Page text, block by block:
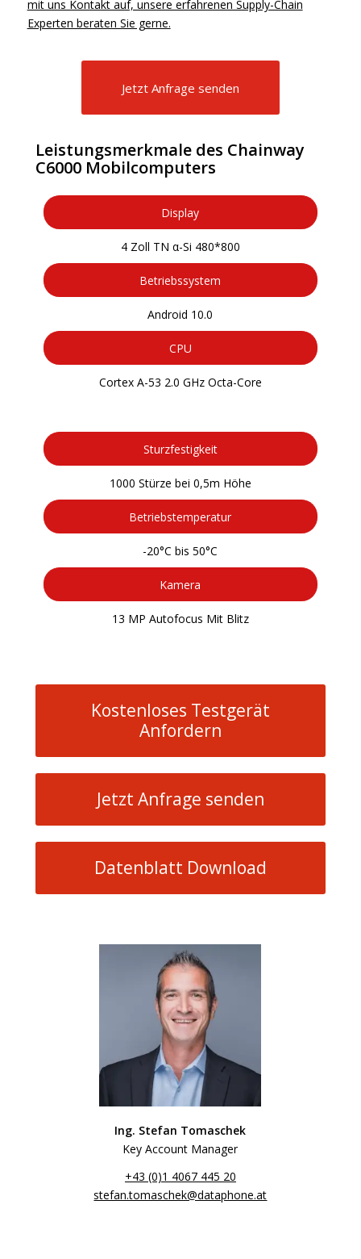
mit uns Kontakt auf, unsere erfahrenen Supply-Chain
Experten beraten Sie gerne.
Jetzt Anfrage senden
Leistungsmerkmale des Chainway
C6000 Mobilcomputers
Display
4 Zoll TN α-Si 480*800
Betriebssystem
Android 10.0
CPU
Cortex A-53 2.0 GHz Octa-Core
Sturzfestigkeit
1000 Stürze bei 0,5m Höhe
Betriebstemperatur
-20°C bis 50°C
Kamera
13 MP Autofocus Mit Blitz
Kostenloses Testgerät
Anfordern
Jetzt Anfrage senden
Datenblatt Download
Ing. Stefan Tomaschek
Key Account Manager
+43 (0)1 4067 445 20
stefan.tomaschek@dataphone.at